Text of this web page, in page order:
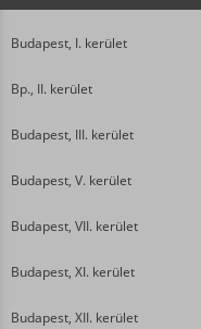
Budapest, I. kerület
Bp., II. kerület
Budapest, III. kerület
Budapest, V. kerület
Budapest, VII. kerület
Budapest, XI. kerület
Budapest, XII. kerület